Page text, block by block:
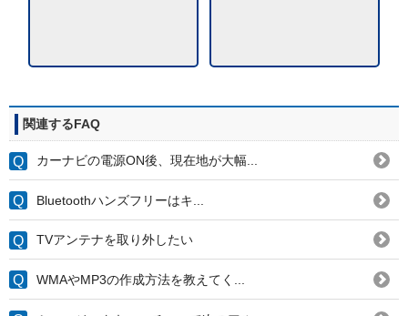
関連するFAQ
カーナビの電源ON後、現在地が大幅...
Bluetoothハンズフリーはキ...
TVアンテナを取り外したい
WMAやMP3の作成方法を教えてく...